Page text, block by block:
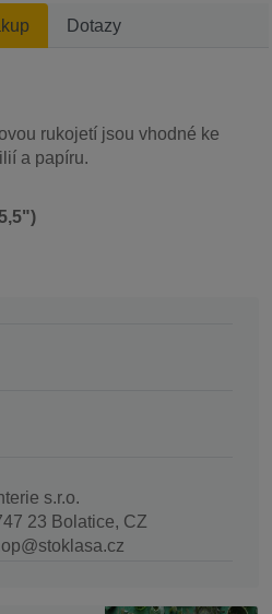
Dotazy
rukojetí jsou vhodné ke
a papíru.
s.r.o.
23 Bolatice, CZ